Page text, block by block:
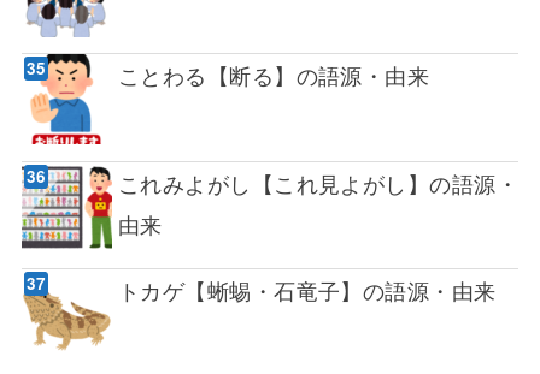
ことわる【断る】の語源・由来
これみよがし【これ見よがし】の語源・
由来
トカゲ【蜥蜴・石竜子】の語源・由来